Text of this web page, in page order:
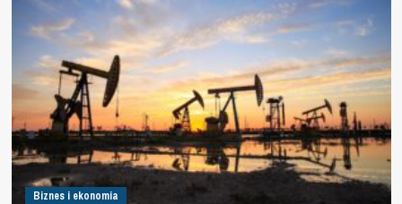
Biznes i ekonomia